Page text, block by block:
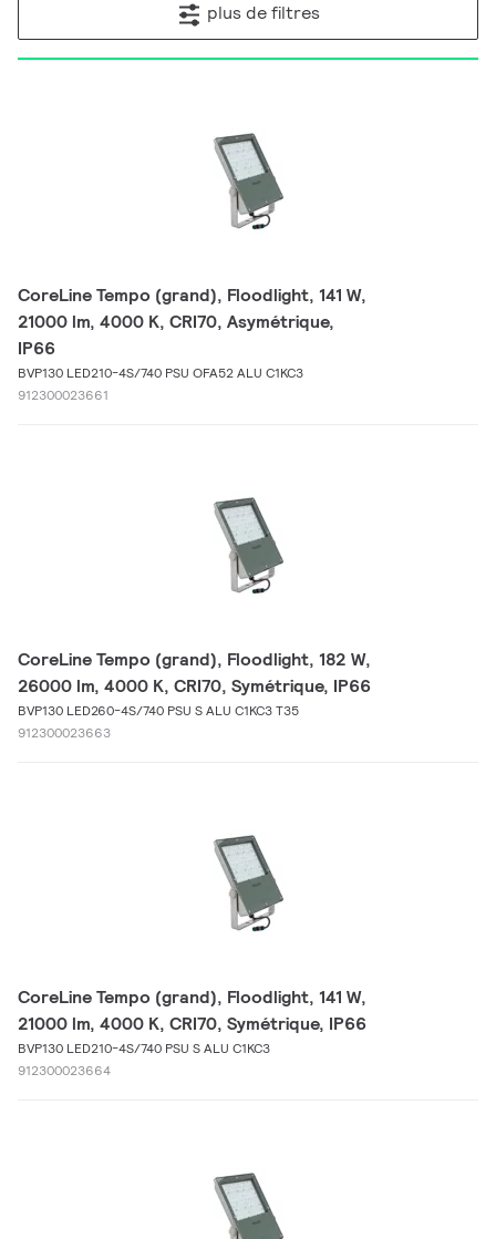
plus de filtres
CoreLine Tempo (grand), Floodlight, 141 W,
21000 lm, 4000 K, CRI70, Asymétrique,
IP66
BVP130 LED210-4S/740 PSU OFA52 ALU C1KC3
912300023661
CoreLine Tempo (grand), Floodlight, 182 W,
26000 lm, 4000 K, CRI70, Symétrique, IP66
BVP130 LED260-4S/740 PSU S ALU C1KC3 T35
912300023663
CoreLine Tempo (grand), Floodlight, 141 W,
21000 lm, 4000 K, CRI70, Symétrique, IP66
BVP130 LED210-4S/740 PSU S ALU C1KC3
912300023664